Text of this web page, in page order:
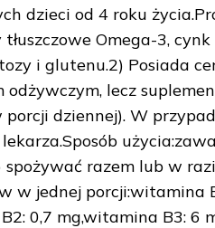
dzieci od 4 roku
Omega-3,
i glutenu.2) Posiada
lecz
dziennej). W
razem lub w
w jednej porcji:witamina
0,7 mg,witamina B3: 6